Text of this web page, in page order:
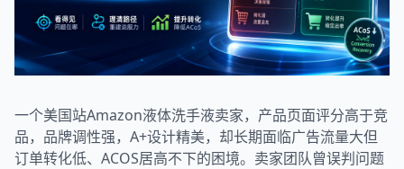
一个美国站Amazon液体洗手液卖家，产品页面评分高于竞
品，品牌调性强，A+设计精美，却长期面临广告流量大但
订单转化低、ACOS居高不下的困境。卖家团队曾误判问题